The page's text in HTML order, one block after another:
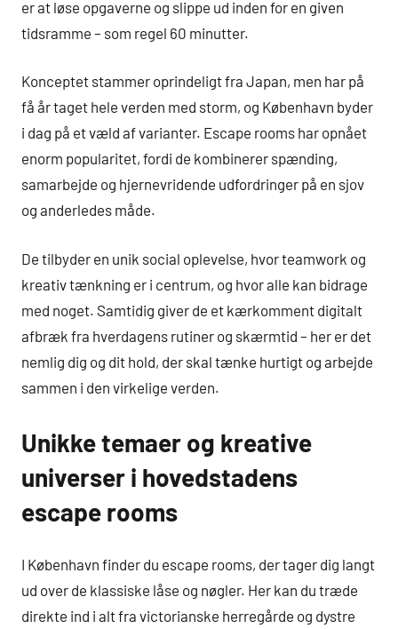
er at løse opgaverne og slippe ud inden for en given
tidsramme – som regel 60 minutter.
Konceptet stammer oprindeligt fra Japan, men har på
få år taget hele verden med storm, og København byder
i dag på et væld af varianter. Escape rooms har opnået
enorm popularitet, fordi de kombinerer spænding,
samarbejde og hjernevridende udfordringer på en sjov
og anderledes måde.
De tilbyder en unik social oplevelse, hvor teamwork og
kreativ tænkning er i centrum, og hvor alle kan bidrage
med noget. Samtidig giver de et kærkomment digitalt
afbræk fra hverdagens rutiner og skærmtid – her er det
nemlig dig og dit hold, der skal tænke hurtigt og arbejde
sammen i den virkelige verden.
Unikke temaer og kreative
universer i hovedstadens
escape rooms
I København finder du escape rooms, der tager dig langt
ud over de klassiske låse og nøgler. Her kan du træde
direkte ind i alt fra victorianske herregårde og dystre